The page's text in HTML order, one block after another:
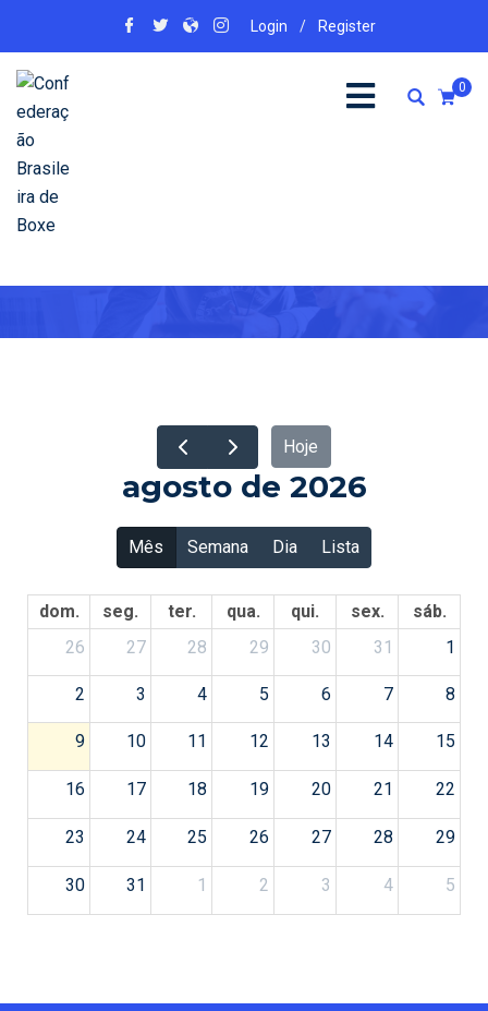
Login / Register
0
Calendário Eventos
Hoje
agosto de 2026
Mês Semana Dia Lista
dom. seg. ter. qua. qui. sex.
sáb.
26
27 28 29 30 31 1
2 3 4 5 6 7 8
9 10 11 12 13 14 15
16 17 18 19 20 21 22
23 24 25 26 27 28 29
30 31 1 2 3 4 5